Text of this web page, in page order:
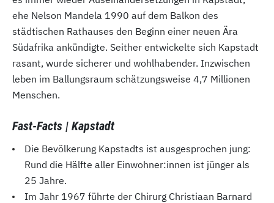
ehe Nelson Mandela 1990 auf dem Balkon des
städtischen Rathauses den Beginn einer neuen Ära
Südafrika ankündigte. Seither entwickelte sich Kapstadt
rasant, wurde sicherer und wohlhabender. Inzwischen
leben im Ballungsraum schätzungsweise 4,7 Millionen
Menschen.
Fast-Facts | Kapstadt
Die Bevölkerung Kapstadts ist ausgesprochen jung:
Rund die Hälfte aller Einwohner:innen ist jünger als
25 Jahre.
Im Jahr 1967 führte der Chirurg Christiaan Barnard